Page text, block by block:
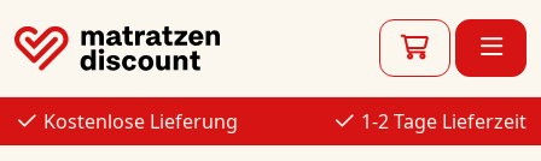
Kostenlose Lieferung 1-2 Tage Lieferzeit